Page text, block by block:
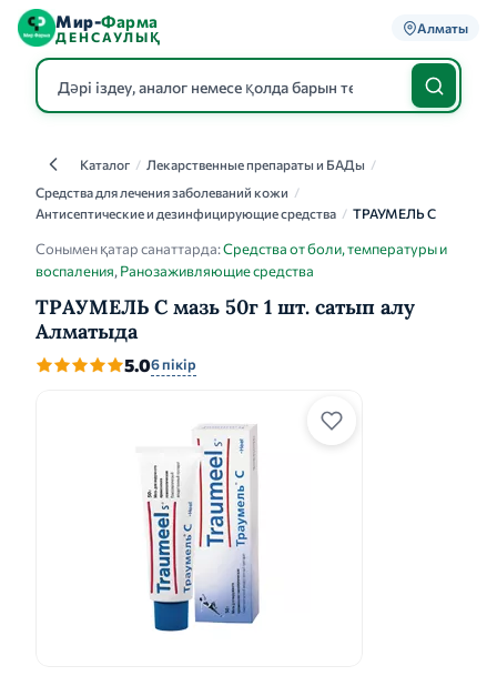
Мир-Фарма
ДЕНСАУЛЫҚ
Алматы
КаталогКаталог / Лекарственные препараты и БАДы /
Средства для лечения заболеваний кожи /
Антисептические и дезинфицирующие средства / ТРАУМЕЛЬ С
Сонымен қатар санаттарда:Средства от боли, температуры и
воспаления, Ранозаживляющие средства
ТРАУМЕЛЬ С мазь 50г 1 шт. сатып алу
Алматыда
5.06 пікір